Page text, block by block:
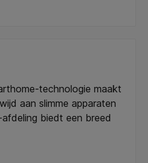
technologie maakt
aan slimme apparaten
biedt een breed